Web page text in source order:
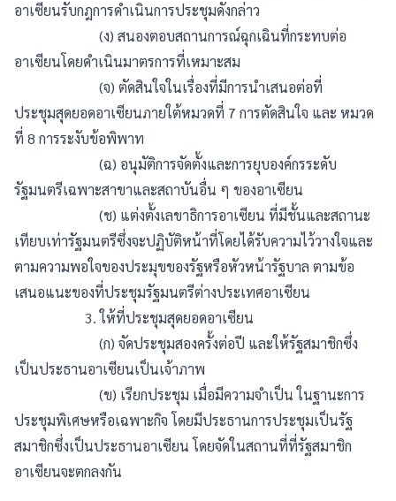
อาเซียนรับกฎการดำเนินการประชุมดังกล่าว
(ง) สนองตอบสถานการณ์ฉุกเฉินที่กระทบต่อ
อาเซียนโดยดำเนินมาตรการที่เหมาะสม
(จ) ตัดสินใจในเรื่องที่มีการนำเสนอต่อที่
ประชุมสุดยอดอาเซียนภายใต้หมวดที่ 7 การตัดสินใจ และ หมวด
ที่ 8 การระงับข้อพิพาท
(ฉ) อนุมัติการจัดตั้งและการยุบองค์กรระดับ
รัฐมนตรีเฉพาะสาขาและสถาบันอื่น ๆ ของอาเซียน
(ช) แต่งตั้งเลขาธิการอาเซียน ที่มีชั้นและสถานะ
เทียบเท่ารัฐมนตรีซึ่งจะปฏิบัติหน้าที่โดยได้รับความไว้วางใจและ
ตามความพอใจของประมุขของรัฐหรือหัวหน้ารัฐบาล ตามข้อ
เสนอแนะของที่ประชุมรัฐมนตรีต่างประเทศอาเซียน
3. ให้ที่ประชุมสุดยอดอาเซียน
(ก) จัดประชุมสองครั้งต่อปี และให้รัฐสมาชิกซึ่ง
เป็นประธานอาเซียนเป็นเจ้าภาพ
(ข) เรียกประชุม เมื่อมีความจำเป็น ในฐานะการ
ประชุมพิเศษหรือเฉพาะกิจ โดยมีประธานการประชุมเป็นรัฐ
สมาชิกซึ่งเป็นประธานอาเซียน โดยจัดในสถานที่ที่รัฐสมาชิก
อาเซียนจะตกลงกัน